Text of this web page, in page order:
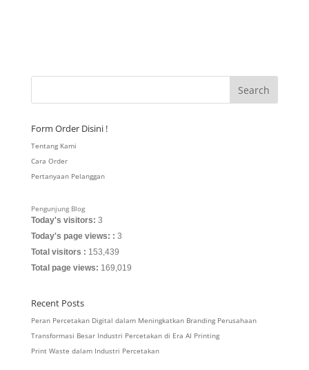
Form Order Disini !
Tentang Kami
Cara Order
Pertanyaan Pelanggan
Pengunjung Blog
Today's visitors: 3
Today's page views: : 3
Total visitors : 153,439
Total page views: 169,019
Recent Posts
Peran Percetakan Digital dalam Meningkatkan Branding Perusahaan
Transformasi Besar Industri Percetakan di Era AI Printing
Print Waste dalam Industri Percetakan